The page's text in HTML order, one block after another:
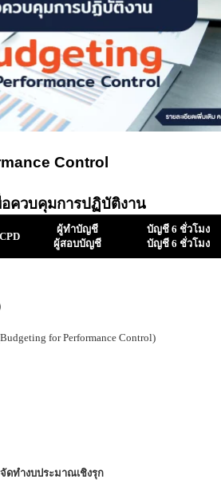
Control
อควบคุมการปฏิบัติงาน
CPD
ผู้ทำบัญชี
บัญชี 6 ชั่วโมง
ผู้สอบบัญชี
บัญชี 6 ชั่วโมง
for Performance Control)
ดทำงบประมาณเชิงรุก